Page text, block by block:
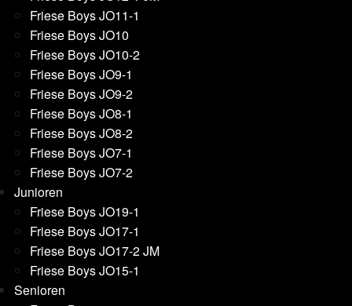
Friese Boys JO11-1
Friese Boys JO10
Friese Boys JO10-2
Friese Boys JO9-1
Friese Boys JO9-2
Friese Boys JO8-1
Friese Boys JO8-2
Friese Boys JO7-1
Friese Boys JO7-2
Junioren
Friese Boys JO19-1
Friese Boys JO17-1
Friese Boys JO17-2 JM
Friese Boys JO15-1
Senioren